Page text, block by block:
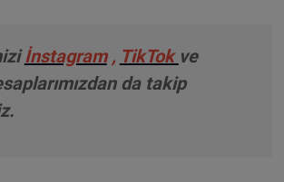
İnstagram , TikTok ve
da takip